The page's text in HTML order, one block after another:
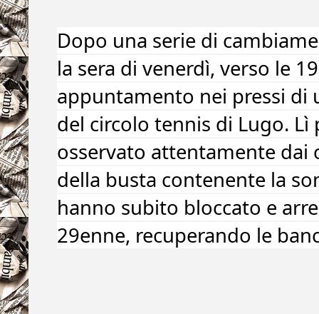
Dopo una serie di
la sera di venerdì, verso le
appuntamento nei pressi di
del circolo tennis di Lugo.
osservato attentamente dai
della busta contenente la
hanno subito bloccato e
29enne, recuperando le